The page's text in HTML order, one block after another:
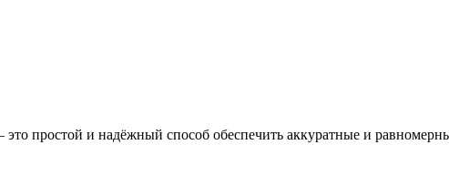
простой и надёжный способ обеспечить аккуратные и